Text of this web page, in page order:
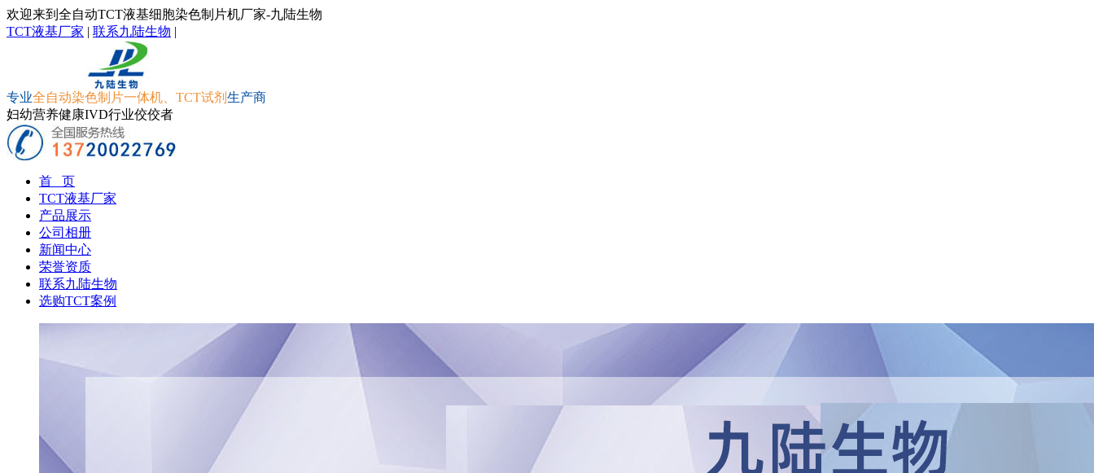
欢迎来到全自动TCT液基细胞染色制片机厂家-九陆生物
TCT液基厂家 | 联系九陆生物 |
专业全自动染色制片一体机、TCT试剂 生产商
妇幼营养健康IVD行业佼佼者
首 页
TCT液基厂家
产品展示
公司相册
新闻中心
荣誉资质
联系九陆生物
选购TCT案例